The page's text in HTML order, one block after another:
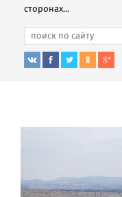
сторонах...